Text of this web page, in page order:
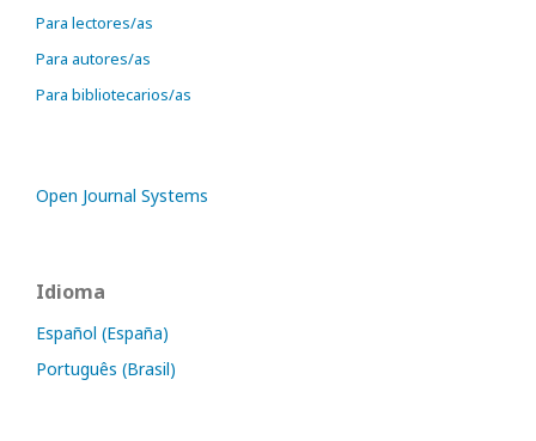
Para lectores/as
Para autores/as
Para bibliotecarios/as
Open Journal Systems
Idioma
Español (España)
Português (Brasil)